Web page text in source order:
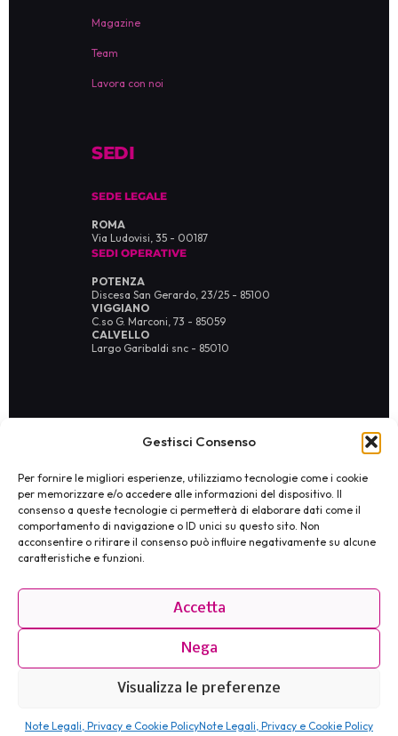
Gestisci Consenso
Per fornire le migliori esperienze, utilizziamo tecnologie come i cookie
per memorizzare e/o accedere alle informazioni del dispositivo. Il
consenso a queste tecnologie ci permetterà di elaborare dati come il
comportamento di navigazione o ID unici su questo sito. Non
acconsentire o ritirare il consenso può influire negativamente su alcune
caratteristiche e funzioni.
Accetta
Nega
Visualizza le preferenze
Note Legali, Privacy e Cookie PolicyNote Legali, Privacy e Cookie Policy
Magazine
Team
Lavora con noi
SEDI
SEDE LEGALE
ROMA
Via Ludovisi, 35 - 00187
SEDI OPERATIVE
POTENZA
Discesa San Gerardo, 23/25 - 85100
VIGGIANO
C.so G. Marconi, 73 - 85059
CALVELLO
Largo Garibaldi snc - 85010
© 2026 Broxlab SRL · P.IVA 02029480767 · REA
RM-1751733 ·broxlab@pec.it·Privacy Policy